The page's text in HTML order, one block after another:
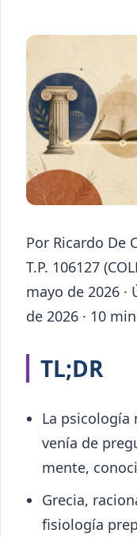
Por Ricardo De
T.P. 106127
mayo de 2026
de 2026 · 10
TL;DR
La psicología
venía de
mente,
Grecia,
fisiología